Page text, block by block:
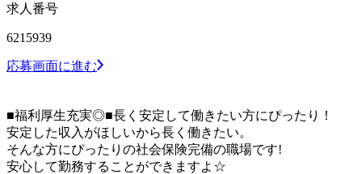
求人番号
6215939
応募画面に進む
■福利厚生充実◎■長く安定して働きたい方にぴったり！
安定した収入がほしいから長く働きたい。
そんな方にぴったりの社会保険完備の職場です!
安心して勤務することができますよ☆